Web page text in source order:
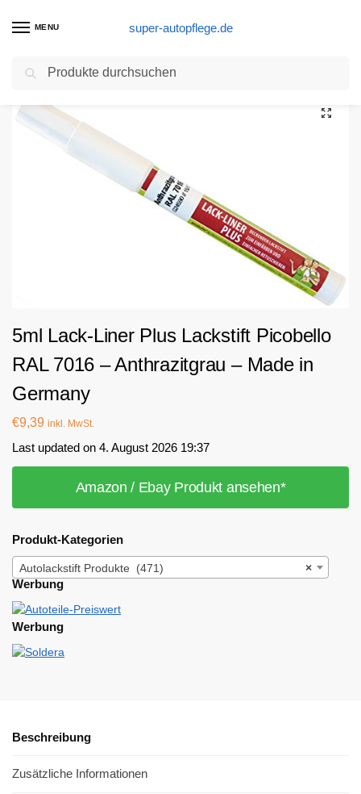
MENU super-autopflege.de
Start Autolackstift Produkte / 5ml Lack-Liner Plus Lackstift Picobello RAL 7016 – Anthrazitgrau – Made in Germany
5ml Lack-Liner Plus Lackstift Picobello
RAL 7016 – Anthrazitgrau – Made in
Germany
€9,39 inkl. MwSt.
Last updated on 4. August 2026 19:37
Amazon / Ebay Produkt ansehen*
Produkt-Kategorien
×
Autolackstift Produkte (471)
Werbung
Werbung
Beschreibung
Zusätzliche Informationen